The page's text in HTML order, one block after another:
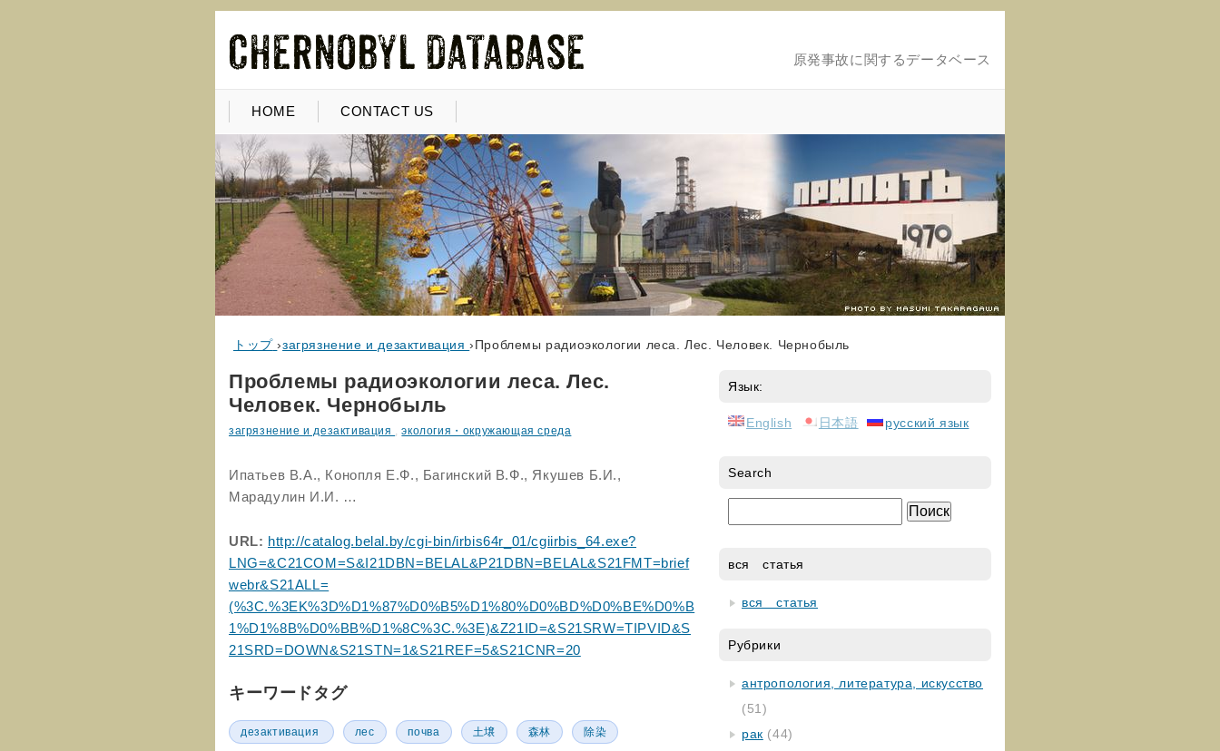
原発事故に関するデータベース
HOME CONTACT US
トップ ›загрязнение и дезактивация›Проблемы радиоэкологии леса. Лес. Человек. Чернобыль
Проблемы радиоэкологии леса. Лес.
Человек. Чернобыль
загрязнение и дезактивация ,экология・окружающая среда
Ипатьев В.А., Конопля Е.Ф., Багинский В.Ф., Якушев Б.И.,
Марадулин И.И. …
URL: http://catalog.belal.by/cgi-bin/irbis64r_01/cgiirbis_64.exe?
LNG=&C21COM=S&I21DBN=BELAL&P21DBN=BELAL&S21FMT=brief
webr&S21ALL=
(%3C.%3EK%3D%D1%87%D0%B5%D1%80%D0%BD%D0%BE%D0%B
1%D1%8B%D0%BB%D1%8C%3C.%3E)&Z21ID=&S21SRW=TIPVID&S
21SRD=DOWN&S21STN=1&S21REF=5&S21CNR=20
キーワードタグ
дезактивация лес почва 土壌 森林 除染
Язык:
English 日本語 русский язык
Search
вся статья
вся статья
Рубрики
антропология, литература, искусство
(51)
рак (44)